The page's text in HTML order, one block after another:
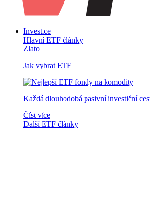
Investice
Hlavní ETF články
Zlato
Jak vybrat ETF
Každá dlouhodobá pasivní investiční
Číst více
Další ETF články